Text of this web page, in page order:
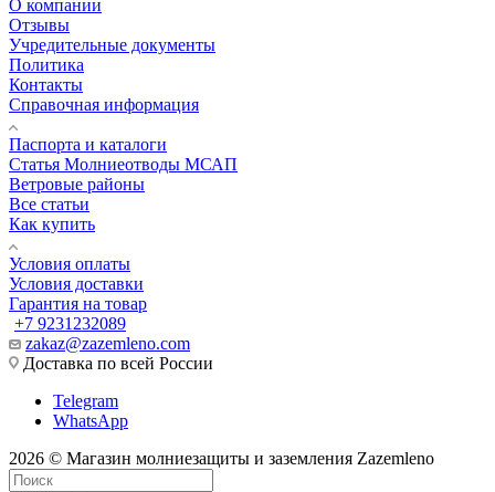
О компании
Отзывы
Учредительные документы
Политика
Контакты
Справочная информация
Паспорта и каталоги
Статья Молниеотводы МСАП
Ветровые районы
Все статьи
Как купить
Условия оплаты
Условия доставки
Гарантия на товар
+7 9231232089
zakaz@zazemleno.com
Доставка по всей России
Telegram
WhatsApp
2026 © Магазин молниезащиты и заземления Zazemleno